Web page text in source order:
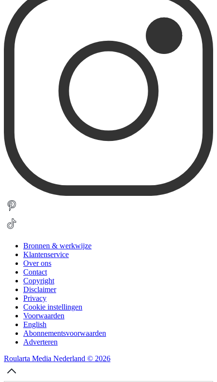
Bronnen & werkwijze
Klantenservice
Over ons
Contact
Copyright
Disclaimer
Privacy
Cookie instellingen
Voorwaarden
English
Abonnementsvoorwaarden
Adverteren
Roularta Media Nederland © 2026